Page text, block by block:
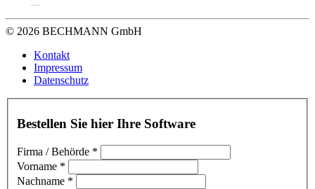
© 2026 BECHMANN GmbH
Kontakt
Impressum
Datenschutz
Bestellen Sie hier Ihre Software
Firma / Behörde *
Vorname *
Nachname *